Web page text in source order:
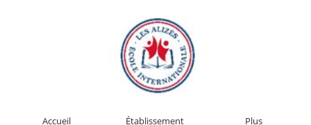
Accueil Établissement Plus